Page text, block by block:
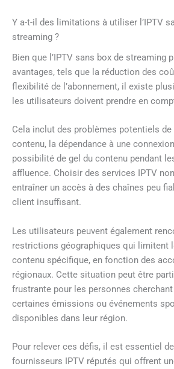
Y a-t-il des limitations à utiliser l’IPTV
streaming ?
Bien que l’IPTV sans box de streaming
avantages, tels que la réduction des
flexibilité de l’abonnement, il existe
les utilisateurs doivent prendre en
Cela inclut des problèmes potentiels
contenu, la dépendance à une
possibilité de gel du contenu pendant
affluence. Choisir des services IPTV
entraîner un accès à des chaînes peu
client insuffisant.
Les utilisateurs peuvent également
restrictions géographiques qui limitent
contenu spécifique, en fonction des
régionaux. Cette situation peut être
frustrante pour les personnes
certaines émissions ou événements
disponibles dans leur région.
Pour relever ces défis, il est essentiel
fournisseurs IPTV réputés qui offrent